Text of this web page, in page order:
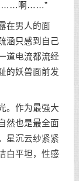
啊……”
在男人的面
涵只感到自己
道电流都流经
的妖兽面前发
。作为最强大
然也是最全面
星沉云纱紧紧
白平坦，性感